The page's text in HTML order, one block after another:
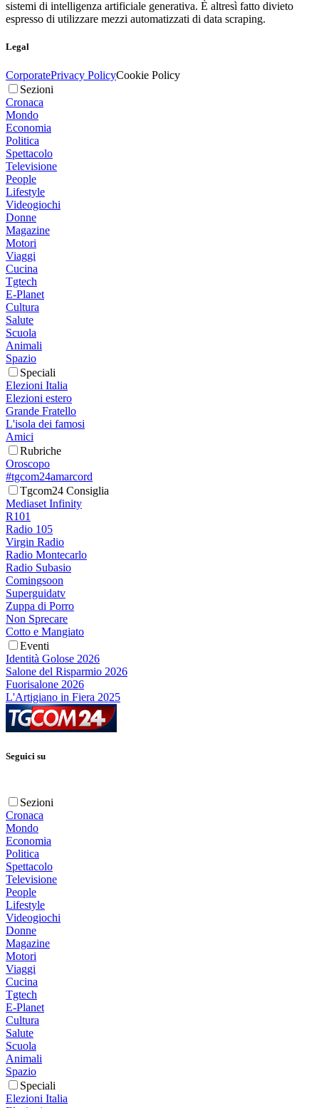
sistemi di intelligenza artificiale generativa. È altresì fatto divieto
espresso di utilizzare mezzi automatizzati di data scraping.
Legal
CorporatePrivacy PolicyCookie Policy
Sezioni
Cronaca
Mondo
Economia
Politica
Spettacolo
Televisione
People
Lifestyle
Videogiochi
Donne
Magazine
Motori
Viaggi
Cucina
Tgtech
E-Planet
Cultura
Salute
Scuola
Animali
Spazio
Speciali
Elezioni Italia
Elezioni estero
Grande Fratello
L'isola dei famosi
Amici
Rubriche
Oroscopo
#tgcom24amarcord
Tgcom24 Consiglia
Mediaset Infinity
R101
Radio 105
Virgin Radio
Radio Montecarlo
Radio Subasio
Comingsoon
Superguidatv
Zuppa di Porro
Non Sprecare
Cotto e Mangiato
Eventi
Identità Golose 2026
Salone del Risparmio 2026
Fuorisalone 2026
L'Artigiano in Fiera 2025
Seguici su
Sezioni
Cronaca
Mondo
Economia
Politica
Spettacolo
Televisione
People
Lifestyle
Videogiochi
Donne
Magazine
Motori
Viaggi
Cucina
Tgtech
E-Planet
Cultura
Salute
Scuola
Animali
Spazio
Speciali
Elezioni Italia